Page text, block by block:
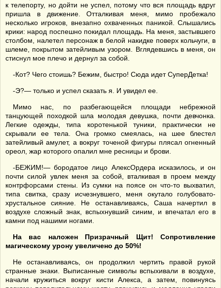
к телепорту, но дойти не успел, потому что вся площадь вдруг
пришла в движение. Отталкивая меня, мимо пробежало
несколько игроков, внезапно охваченных паникой. Слышались
крики: народ поспешно покидал площадь. На меня, застывшего
столбом, налетел персонаж в белой накидке поверх кольчуги, в
шлеме, покрытом затейливым узором. Вглядевшись в меня, он
стиснул мое плечо и дернул за собой.
-Кот? Чего стоишь? Бежим, быстро! Сюда идет СуперДетка!
-Э?— только и успел сказать я. И увидел ее.
Мимо нас, по разбегающейся площади небрежной
танцующей походкой шла молодая девушка, почти девчонка.
Легкие одежды, типа коротенькой туники, практически не
скрывали ее тела. Она громко смеялась, на шее блестел
затейливый амулет, а вокруг точеной фигуры плясал огненный
ореол, жар которого опалил мне ресницы и брови.
-БЕЖИМ!— бородатое лицо АлексОрдера исказилось, и он
почти силой увлек меня за собой, вталкивая в проем между
контрфорсами стены. Из сумки на поясе он что-то выхватил,
типа свитка, сразу исчезнувшего, меня окутало голубовато-
хрустальное сияние. Не останавливаясь, Саша начертил в
воздухе сложный знак, вспыхнувший синим, и впечатал его в
камни под нашими ногами.
На вас наложен Призрачный Щит! Сопротивление
магическому урону увеличено до 50%!
Не останавливаясь, он продолжил чертить правой рукой
странные знаки. Выписанные символы вспыхивали в воздухе,
начали кружиться вокруг кисти Алекса, а затем, повинуясь